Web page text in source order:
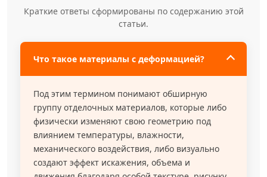
Краткие ответы сформированы по содержанию этой
статьи.
Что такое материалы с деформацией?
Под этим термином понимают обширную
группу отделочных материалов, которые либо
физически изменяют свою геометрию под
влиянием температуры, влажности,
механического воздействия, либо визуально
создают эффект искажения, объема и